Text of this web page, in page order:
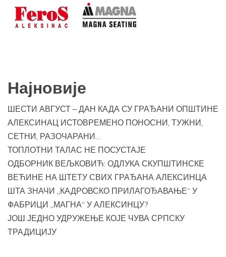
Најновије
ШЕСТИ АВГУСТ – ДАН КАДА СУ ГРАЂАНИ ОПШТИНЕ
АЛЕКСИНАЦ ИСТОВРЕМЕНО ПОНОСНИ, ТУЖНИ,
СЕТНИ, РАЗОЧАРАНИ…
ТОПЛОТНИ ТАЛАС НЕ ПОСУСТАЈЕ
ОДБОРНИК ВЕЉКОВИЋ: ОДЛУКА СКУПШТИНСКЕ
ВЕЋИНЕ НА ШТЕТУ СВИХ ГРАЂАНА АЛЕКСИНЦА
ШТА ЗНАЧИ „КАДРОВСКО ПРИЛАГОЂАВАЊЕ“ У
ФАБРИЦИ „МАГНА“ У АЛЕКСИНЦУ?
ЈОШ ЈЕДНО УДРУЖЕЊЕ КОЈЕ ЧУВА СРПСКУ
ТРАДИЦИЈУ